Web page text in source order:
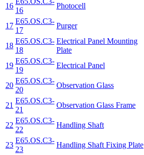
16
16
Photocell
17
E65.OS.C3-
17
Purger
18
E65.OS.C3-
18
Electrical Panel Mounting
Plate
19
E65.OS.C3-
19
Electrical Panel
20
E65.OS.C3-
20
Observation Glass
21
E65.OS.C3-
21
Observation Glass Frame
22
E65.OS.C3-
22
Handling Shaft
23
E65.OS.C3-
23
Handling Shaft Fixing Plate